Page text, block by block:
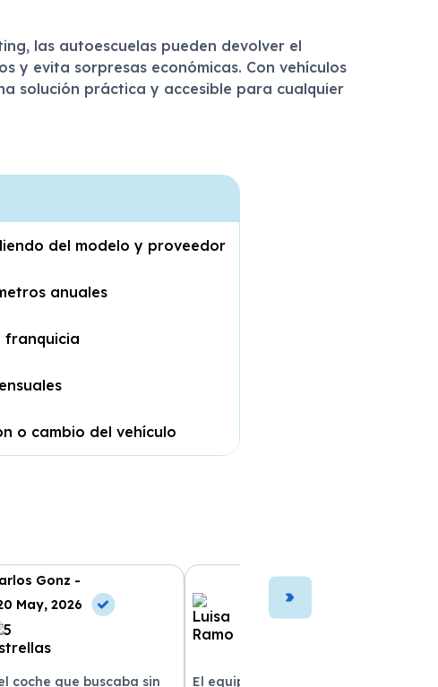
las autoescuelas pueden devolver el
y evita sorpresas económicas. Con vehículos
solución práctica y accesible para cualquier
del modelo y proveedor
anuales
franquicia
o cambio del vehículo
Gonz -
May, 2026
coche que buscaba sin
Luisa Ramo -
10 Jul, 2026
El equipo fue muy profesional y